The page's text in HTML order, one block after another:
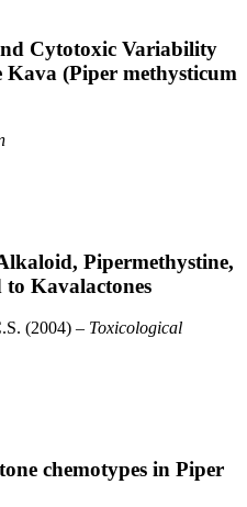
Cytotoxic Variability
(Piper methysticum
Pipermethystine,
Kavalactones
(2004) – Toxicological
chemotypes in Piper